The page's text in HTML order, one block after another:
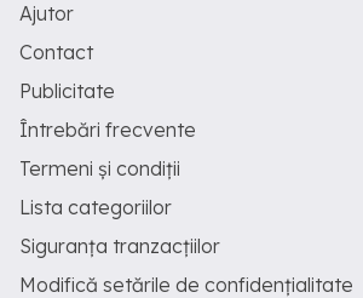
Ajutor
Contact
Publicitate
Întrebări frecvente
Termeni și condiții
Lista categoriilor
Siguranța tranzacțiilor
Modifică setările de confidențialitate